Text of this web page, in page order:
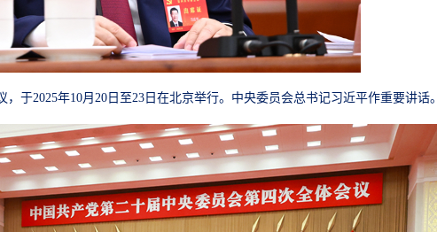
于2025年10月20日至23日在北京举行。中央委员会总书记习近平作重要讲话。